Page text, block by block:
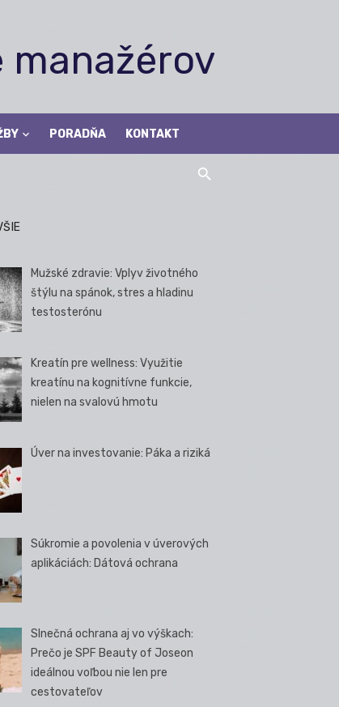
manažérov
PORADŇA KONTAKT
Mužské zdravie: Vplyv životného
štýlu na spánok, stres a hladinu
testosterónu
Kreatín pre wellness: Využitie
kreatínu na kognitívne funkcie,
nielen na svalovú hmotu
Úver na investovanie: Páka a riziká
Súkromie a povolenia v úverových
aplikáciách: Dátová ochrana
Slnečná ochrana aj vo výškach:
Prečo je SPF Beauty of Joseon
ideálnou voľbou nie len pre
cestovateľov